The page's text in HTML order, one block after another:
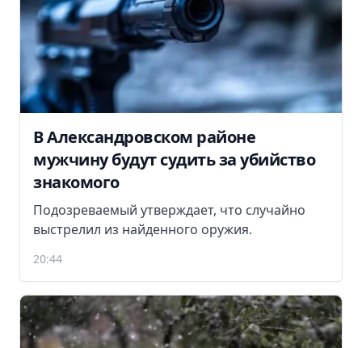
В Александровском районе
мужчину будут судить за убийство
знакомого
Подозреваемый утверждает, что случайно
выстрелил из найденного оружия.
20:44